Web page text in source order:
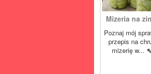
Mizeria na
Poznaj mój
przepis na
mizerię w...